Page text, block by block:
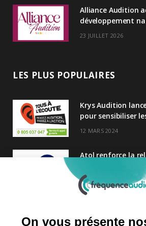
Alliance Audition
développement
23 JUILLET 2026
LES PLUS POPULAIRES
Krys Audition
pour sensibiliser
12 MARS 2024
Atol renforce la
une nouvelle
satisfaction
25 FÉVRIER 2025